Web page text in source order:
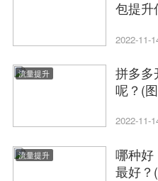
包提升
2022-11-
流量提升
拼多多
呢？(
2022-11-
流量提升
哪种好
最好？